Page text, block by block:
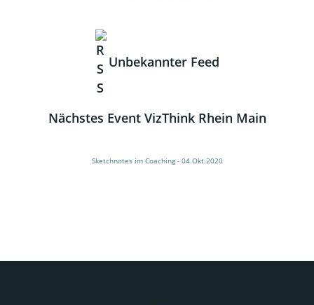
Unbekannter Feed
Nächstes Event VizThink Rhein Main
Sketchnotes im Coaching - 04.Okt.2020